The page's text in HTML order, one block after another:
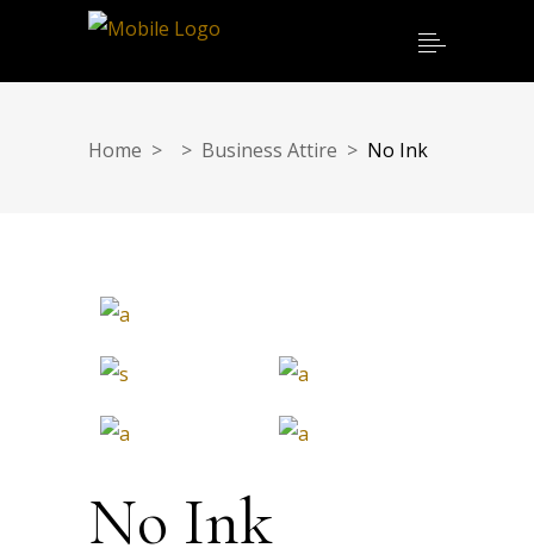
Home > > Business Attire > No Ink
No Ink